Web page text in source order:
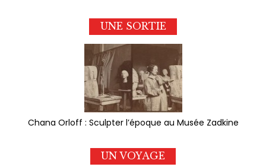
UNE SORTIE
Chana Orloff : Sculpter l’époque au Musée Zadkine
UN VOYAGE